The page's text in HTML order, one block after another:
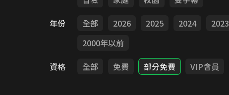
年份
全部 2026 2025 2024 2023
2000年以前
資格
全部 免費 部分免費 VIP會員